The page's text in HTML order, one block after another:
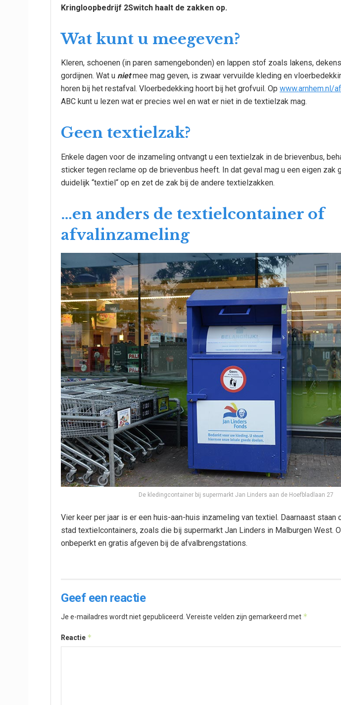
Kringloopbedrijf 2Switch haalt de zakken op.
Wat kunt u meegeven?
Kleren, schoenen (in paren samengebonden) en lappen stof zoals lakens,
gordijnen. Wat u niet mee mag geven, is zwaar vervuilde kleding en
horen bij het restafval. Vloerbedekking hoort bij het grofvuil. Op www.arnhem.nl/
ABC kunt u lezen wat er precies wel en wat er niet in de textielzak mag.
Geen textielzak?
Enkele dagen voor de inzameling ontvangt u een textielzak in de brievenbus,
sticker tegen reclame op de brievenbus heeft. In dat geval mag u een eigen zak
duidelijk “textiel“ op en zet de zak bij de andere textielzakken.
…en anders de textielcontainer of
afvalinzameling
De kledingcontainer bij supermarkt Jan Linders aan de Hoefbladlaan 27
Vier keer per jaar is er een huis-aan-huis inzameling van textiel. Daarnaast staan
stad textielcontainers, zoals die bij supermarkt Jan Linders in Malburgen West.
onbeperkt en gratis afgeven bij de afvalbrengstations.
Geef een reactie
Je e-mailadres wordt niet gepubliceerd. Vereiste velden zijn gemarkeerd met *
Reactie *